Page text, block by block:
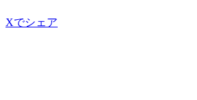
Xでシェア